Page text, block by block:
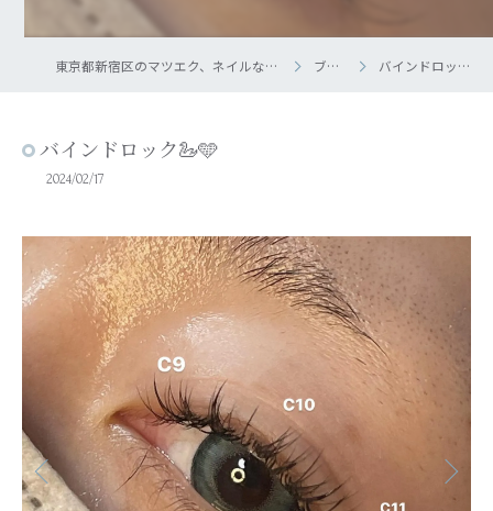
東京都新宿区のマツエク、ネイルならsalon fleuri ブログ バインドロック🦢🩵
バインドロック🦢🩵
2024/02/17